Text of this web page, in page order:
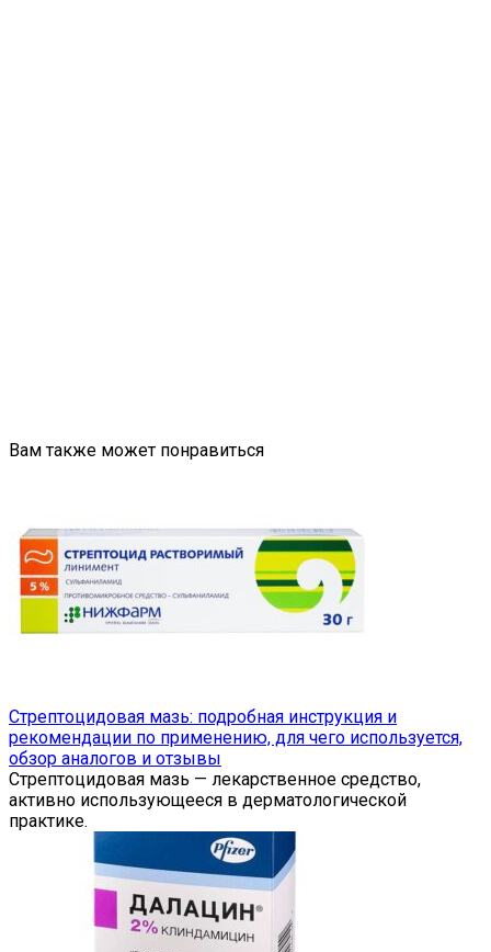
Вам также может понравиться
Стрептоцидовая мазь: подробная инструкция и
рекомендации по применению, для чего используется,
обзор аналогов и отзывы
Стрептоцидовая мазь — лекарственное средство,
активно использующееся в дерматологической
практике.